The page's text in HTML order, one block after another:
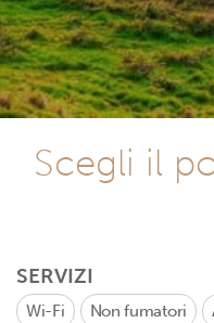
Scegli il
SERVIZI
Wi-Fi Non fumatori